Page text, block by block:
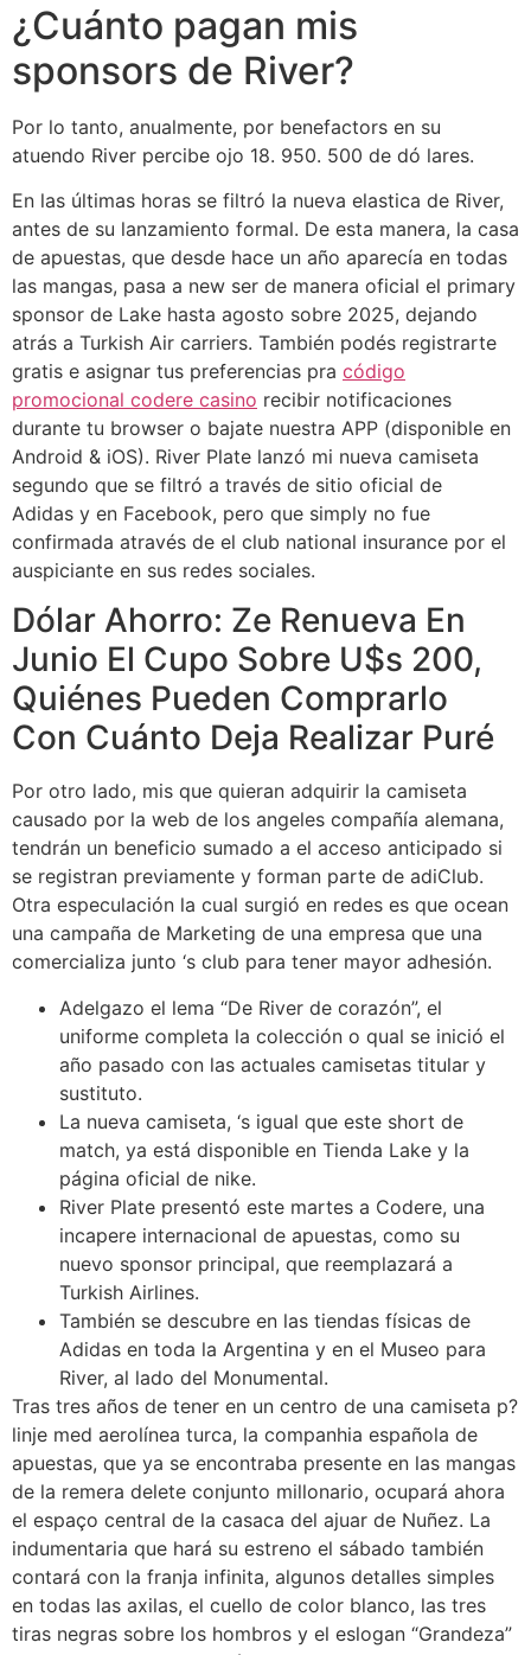
¿Cuánto pagan mis
sponsors de River?
Por lo tanto, anualmente, por benefactors en su
atuendo River percibe ojo 18. 950. 500 de dó lares.
En las últimas horas se filtró la nueva elastica de River,
antes de su lanzamiento formal. De esta manera, la casa
de apuestas, que desde hace un año aparecía en todas
las mangas, pasa a new ser de manera oficial el primary
sponsor de Lake hasta agosto sobre 2025, dejando
atrás a Turkish Air carriers. También podés registrarte
gratis e asignar tus preferencias pra código
promocional codere casino recibir notificaciones
durante tu browser o bajate nuestra APP (disponible en
Android & iOS). River Plate lanzó mi nueva camiseta
segundo que se filtró a través de sitio oficial de
Adidas y en Facebook, pero que simply no fue
confirmada através de el club national insurance por el
auspiciante en sus redes sociales.
Dólar Ahorro: Ze Renueva En
Junio El Cupo Sobre U$s 200,
Quiénes Pueden Comprarlo
Con Cuánto Deja Realizar Puré
Por otro lado, mis que quieran adquirir la camiseta
causado por la web de los angeles compañía alemana,
tendrán un beneficio sumado a el acceso anticipado si
se registran previamente y forman parte de adiClub.
Otra especulación la cual surgió en redes es que ocean
una campaña de Marketing de una empresa que una
comercializa junto ‘s club para tener mayor adhesión.
Adelgazo el lema “De River de corazón”, el
uniforme completa la colección o qual se inició el
año pasado con las actuales camisetas titular y
sustituto.
La nueva camiseta, ‘s igual que este short de
match, ya está disponible en Tienda Lake y la
página oficial de nike.
River Plate presentó este martes a Codere, una
incapere internacional de apuestas, como su
nuevo sponsor principal, que reemplazará a
Turkish Airlines.
También se descubre en las tiendas físicas de
Adidas en toda la Argentina y en el Museo para
River, al lado del Monumental.
Tras tres años de tener en un centro de una camiseta p?
linje med aerolínea turca, la companhia española de
apuestas, que ya se encontraba presente en las mangas
de la remera delete conjunto millonario, ocupará ahora
el espaço central de la casaca del ajuar de Nuñez. La
indumentaria que hará su estreno el sábado también
contará con la franja infinita, algunos detalles simples
en todas las axilas, el cuello de color blanco, las tres
tiras negras sobre los hombros y el eslogan “Grandeza”